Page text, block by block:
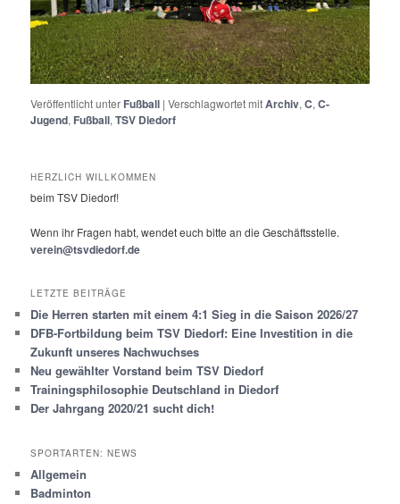
Veröffentlicht unter Fußball |Verschlagwortet mitArchiv,C,C-
Jugend, Fußball,TSV Diedorf
HERZLICH WILLKOMMEN
beim TSV Diedorf!
Wenn ihr Fragen habt, wendet euch bitte an die Geschäftsstelle.
verein@tsvdiedorf.de
LETZTE BEITRÄGE
Die Herren starten mit einem 4:1 Sieg in die Saison 2026/27
DFB-Fortbildung beim TSV Diedorf: Eine Investition in die
Zukunft unseres Nachwuchses
Neu gewählter Vorstand beim TSV Diedorf
Trainingsphilosophie Deutschland in Diedorf
Der Jahrgang 2020/21 sucht dich!
SPORTARTEN: NEWS
Allgemein
Badminton